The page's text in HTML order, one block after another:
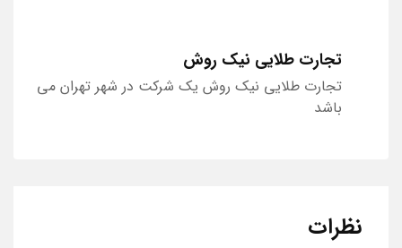
تجارت طلایی نیک روش
تجارت طلایی نیک روش یک شرکت در شهر تهران می
باشد
نظرات